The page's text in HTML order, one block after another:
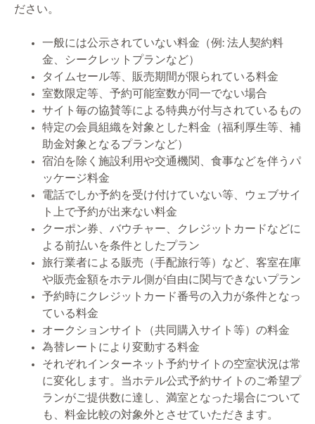
ださい。
一般には公示されていない料金（例: 法人契約料
金、シークレットプランなど）
タイムセール等、販売期間が限られている料金
室数限定等、予約可能室数が同一でない場合
サイト毎の協賛等による特典が付与されているもの
特定の会員組織を対象とした料金（福利厚生等、補
助金対象となるプランなど）
宿泊を除く施設利用や交通機関、食事などを伴うパ
ッケージ料金
電話でしか予約を受け付けていない等、ウェブサイ
ト上で予約が出来ない料金
クーポン券、バウチャー、クレジットカードなどに
よる前払いを条件としたプラン
旅行業者による販売（手配旅行等）など、客室在庫
や販売金額をホテル側が自由に関与できないプラン
予約時にクレジットカード番号の入力が条件となっ
ている料金
オークションサイト（共同購入サイト等）の料金
為替レートにより変動する料金
それぞれインターネット予約サイトの空室状況は常
に変化します。当ホテル公式予約サイトのご希望プ
ランがご提供数に達し、満室となった場合について
も、料金比較の対象外とさせていただきます。